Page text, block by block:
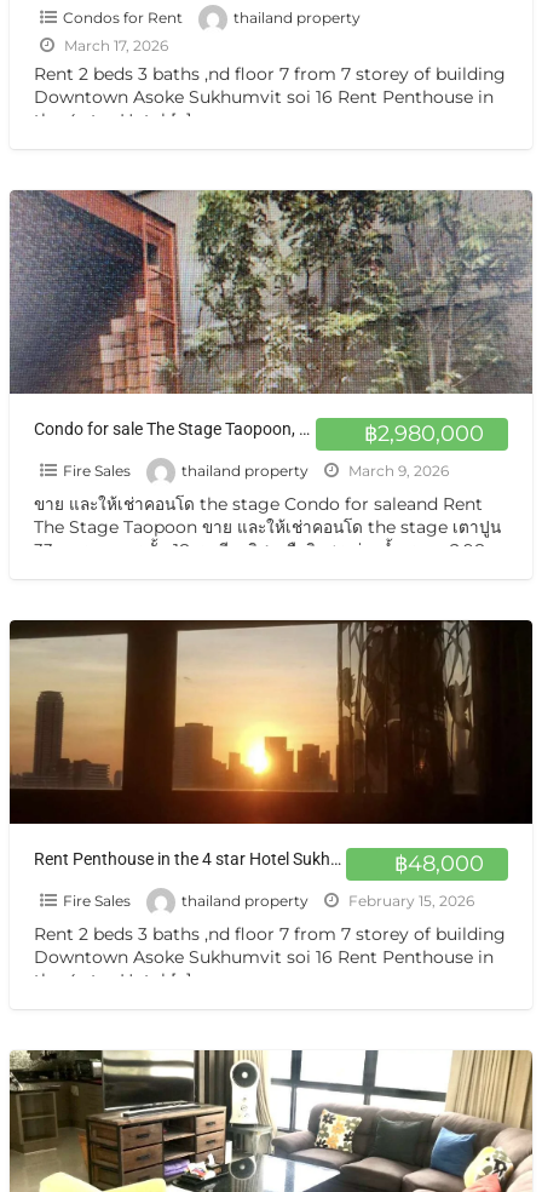
Condos for Rent
thailand property
March 17, 2026
Rent 2 beds 3 baths ,nd floor 7 from 7 storey of building
Downtown Asoke Sukhumvit soi 16 Rent Penthouse in
the 4 star Hotel […]
฿2,980,000
Condo for sale The Stage Taopoon, 18th floor north-facing balcony with pool view large Project at Bang Sue
Fire Sales thailand property March 9, 2026
ขาย และให้เช่าคอนโด the stage Condo for saleand Rent
The Stage Taopoon ขาย และให้เช่าคอนโด the stage เตาปูน
33 ตารางเมตร ชั้น 18 ระเบียงทิศเหนือวิวสระว่ายน้ำ ราคา 2.98
฿48,000
Rent Penthouse in the 4 star Hotel Sukhumvit 16 BTS Asok at least 12 month
Fire Sales thailand property February 15, 2026
Rent 2 beds 3 baths ,nd floor 7 from 7 storey of building
Downtown Asoke Sukhumvit soi 16 Rent Penthouse in
the 4 star Hotel […]